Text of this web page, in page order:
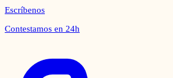
Escríbenos
Contestamos en 24h